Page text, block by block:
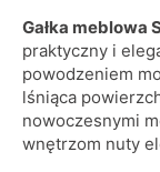
Gałka meblowa
praktyczny i
powodzeniem
lśniąca
nowoczesnymi
wnętrzom nuty